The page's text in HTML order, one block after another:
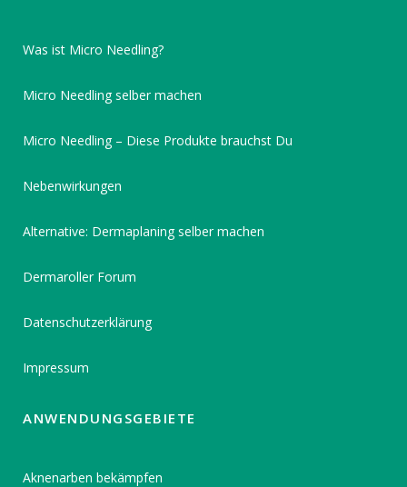
Was ist Micro Needling?
Micro Needling selber machen
Micro Needling – Diese Produkte brauchst Du
Nebenwirkungen
Alternative: Dermaplaning selber machen
Dermaroller Forum
Datenschutzerklärung
Impressum
ANWENDUNGSGEBIETE
Aknenarben bekämpfen